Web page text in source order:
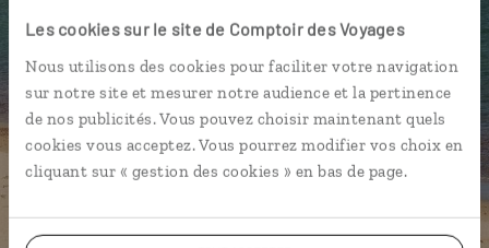
Les cookies sur le site de Comptoir des Voyages
Nous utilisons des cookies pour faciliter votre navigation
sur notre site et mesurer notre audience et la pertinence
de nos publicités. Vous pouvez choisir maintenant quels
cookies vous acceptez. Vous pourrez modifier vos choix en
cliquant sur « gestion des cookies » en bas de page.
Ils sauront organiser votre itinéraire au plus
près de vos envies et de la réalité du pays.
Échangez en face à face ou depuis nos studios
connectés en agence, mais aussi par email ou
téléphone.
Vous gardez le même interlocuteur avant,